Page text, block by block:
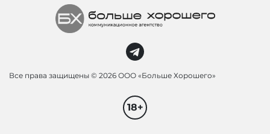
Все права защищены © 2026 ООО «Больше Хорошего»
18+